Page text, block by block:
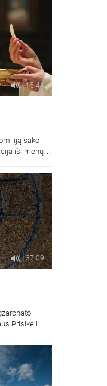
15:44
sako
iš Prienų
37:09
Prisikėlimo
apie